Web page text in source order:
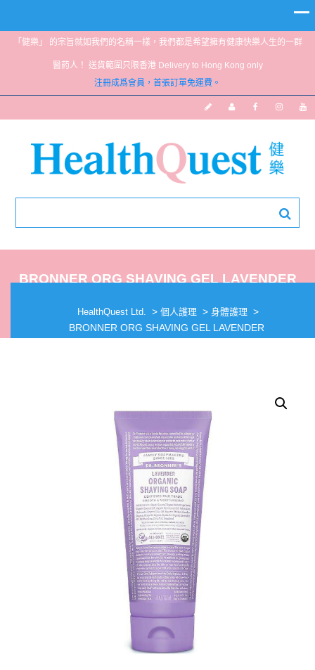
「健樂」 的宗旨就如我們的名稱一樣，我們都是希望擁有健康快樂人生的一群
醫葯人！ 送貨範圍只限香港 Delivery to Hong Kong only
注冊成爲會員，首張訂單免運費。
BRONNER ORG SHAVING GEL LAVENDER
HealthQuest Ltd. > 個人護理 > 身體護理 >
BRONNER ORG SHAVING GEL LAVENDER